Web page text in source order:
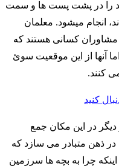
را در پشت پست ها و سمت
انجام میشود. معلمان
مشاوران کسانی هستند که
آنها از این موقعیت سوئ
کنند.
کنید
دیگر در این مکان جمع
ذهن متبادر می سازد که
چرا به بچه ها سرزمین